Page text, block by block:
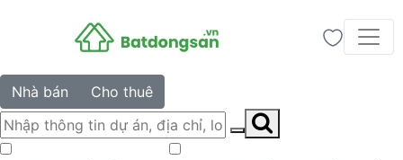
Nhà bán Cho thuê